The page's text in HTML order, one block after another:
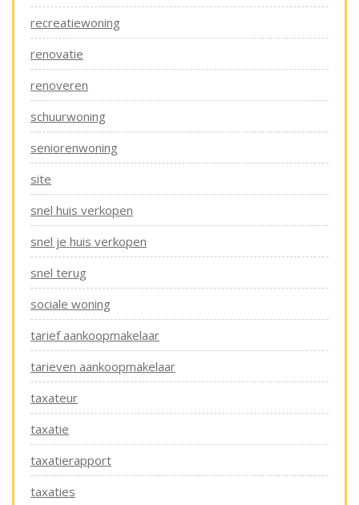
recreatiewoning
renovatie
renoveren
schuurwoning
seniorenwoning
site
snel huis verkopen
snel je huis verkopen
snel terug
sociale woning
tarief aankoopmakelaar
tarieven aankoopmakelaar
taxateur
taxatie
taxatierapport
taxaties